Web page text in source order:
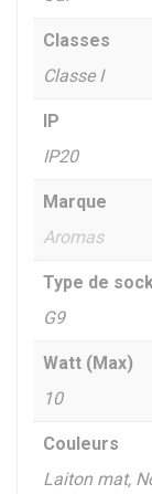
Classes
Classe I
IP
IP20
Marque
Aromas
Type de
G9
Watt (Max)
10
Couleurs
Laiton mat,